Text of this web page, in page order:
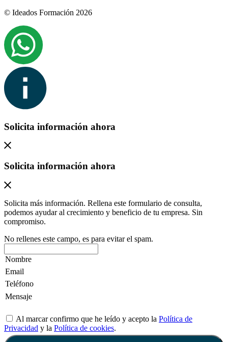
© Ideados Formación 2026
Solicita información ahora
Solicita información ahora
Solicita más información. Rellena este formulario de consulta,
podemos ayudar al crecimiento y beneficio de tu empresa. Sin
compromiso.
No rellenes este campo, es para evitar el spam.
Al marcar confirmo que he leído y acepto la Política de
Privacidad y la Política de cookies.